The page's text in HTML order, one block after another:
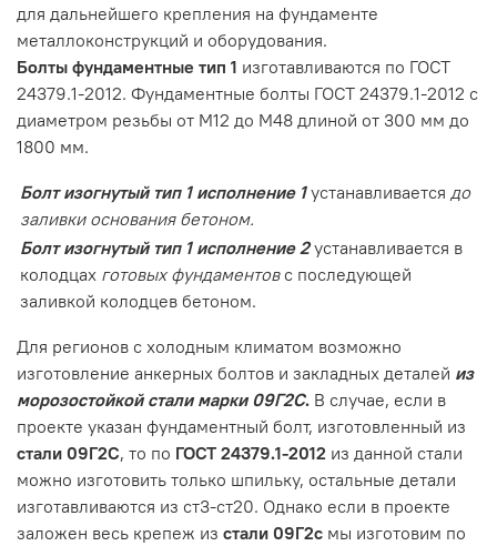
для дальнейшего крепления на фундаменте
металлоконструкций и оборудования.
Болты фундаментные тип 1 изготавливаются по ГОСТ
24379.1-2012. Фундаментные болты ГОСТ 24379.1-2012 с
диаметром резьбы от М12 до М48 длиной от 300 мм до
1800 мм.
Болт изогнутый тип 1 исполнение 1устанавливается до
заливки основания бетоном.
Болт изогнутый тип 1 исполнение 2устанавливается в
колодцах готовых фундаментовс последующей
заливкой колодцев бетоном.
Для регионов с холодным климатом возможно
изготовление анкерных болтов и закладных деталей из
морозостойкой стали марки 09Г2С. В случае, если в
проекте указан фундаментный болт, изготовленный из
стали 09Г2С, то по ГОСТ 24379.1-2012 из данной стали
можно изготовить только шпильку, остальные детали
изготавливаются из ст3-ст20. Однако если в проекте
заложен весь крепеж из стали 09Г2с мы изготовим по